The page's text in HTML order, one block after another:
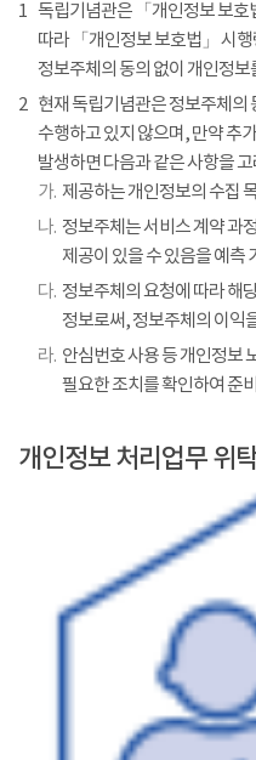
1 독립기념관은 「개인정보 보호
따라 「개인정보 보호법」 시
정보주체의 동의 없이 개인정보
2 현재 독립기념관은 정보주체의
수행하고 있지 않으며, 만약 추
발생하면 다음과 같은 사항을
가. 제공하는 개인정보의 수집
나. 정보주체는 서비스 계약 과
제공이 있을 수 있음을 예측
다. 정보주체의 요청에 따라 해
정보로써, 정보주체의 이익
라. 안심번호 사용 등 개인정보
필요한 조치를 확인하여 준비
개인정보 처리업무 위